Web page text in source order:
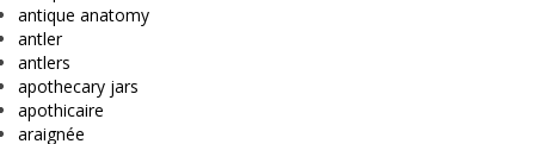
antique anatomy
antler
antlers
apothecary jars
apothicaire
araignée